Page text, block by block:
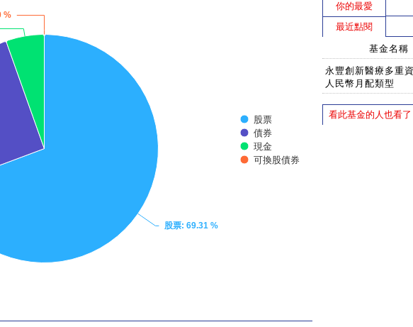
股票: 69.31 %
%
股票
債券
現金
可換股債券
你的最愛
最近點閱
基金名稱
永豐創新醫療多重
人民幣月配類型
看此基金的人也看了